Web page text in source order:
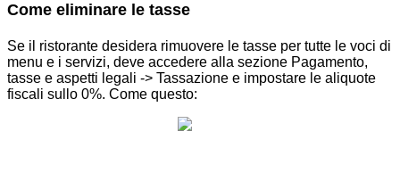
Come eliminare le tasse
Se il ristorante desidera rimuovere le tasse per tutte le voci di
menu e i servizi, deve accedere alla sezione Pagamento,
tasse e aspetti legali -> Tassazione e impostare le aliquote
fiscali sullo 0%. Come questo: